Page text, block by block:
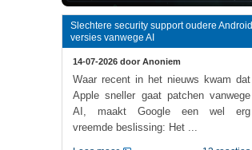
Slechtere security support oudere Android
versies vanwege AI
14-07-2026 door Anoniem
Waar recent in het nieuws kwam dat
Apple sneller gaat patchen vanwege
AI, maakt Google een wel erg
vreemde beslissing: Het ...